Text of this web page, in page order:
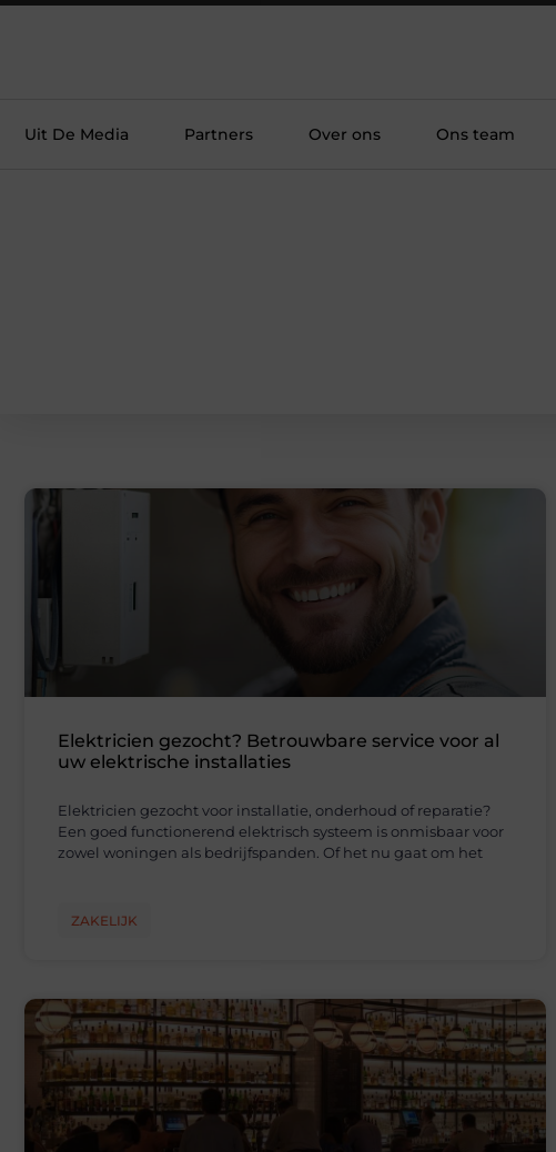
Uit De Media Partners Over ons Ons team
Elektricien gezocht? Betrouwbare service voor al
uw elektrische installaties
Elektricien gezocht voor installatie, onderhoud of reparatie?
Een goed functionerend elektrisch systeem is onmisbaar voor
zowel woningen als bedrijfspanden. Of het nu gaat om het
ZAKELIJK